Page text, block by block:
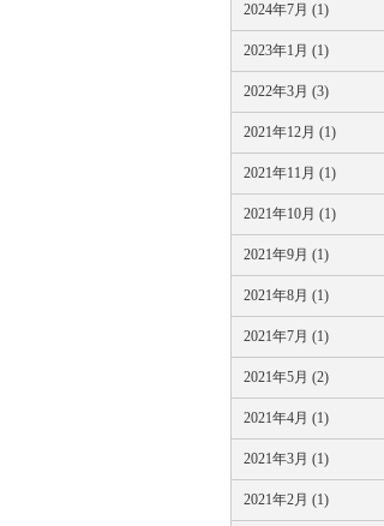
2024年7月 (1)
2023年1月 (1)
2022年3月 (3)
2021年12月 (1)
2021年11月 (1)
2021年10月 (1)
2021年9月 (1)
2021年8月 (1)
2021年7月 (1)
2021年5月 (2)
2021年4月 (1)
2021年3月 (1)
2021年2月 (1)